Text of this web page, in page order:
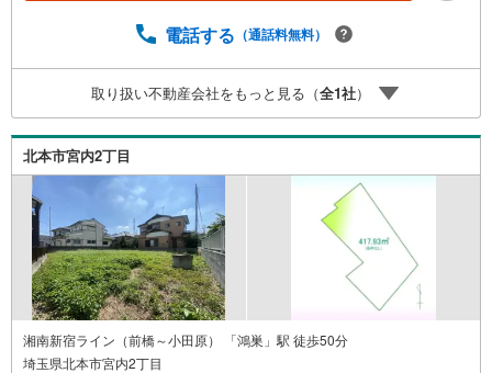
ンナーと無料相談。ローン返済について、老後や学費等も
情報のほか、水害その他のハザード情報を提供しておりま
す。お問い合わせ物件以外の提供も可能です。営業担当ま
でお気軽にご連絡ください。お問い合わせをお待ちしてお
ります。
電話する （通話料無料）
取り扱い不動産会社をもっと見る（全1社）
北本市宮内2丁目
湘南新宿ライン（前橋～小田原） 「鴻巣」駅 徒歩50分
埼玉県北本市宮内2丁目